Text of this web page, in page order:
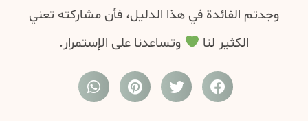
وجدتم الفائدة في هذا الدليل، فأن مشاركته تعني
الكثير لنا
وتساعدنا على الإستمرار.